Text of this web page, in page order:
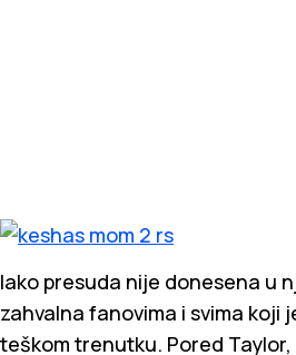
Iako presuda nije donesena u
zahvalna fanovima i svima koji
teškom trenutku. Pored